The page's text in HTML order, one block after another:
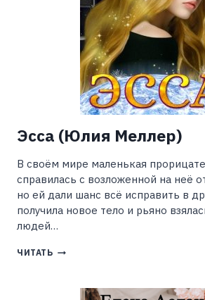
Эсса (Юлия Меллер)
В своём мире маленькая
справилась с возложенной на неё
но ей дали шанс всё исправить в
получила новое тело и рьяно
людей…
ЧИТАТЬ ЭССА